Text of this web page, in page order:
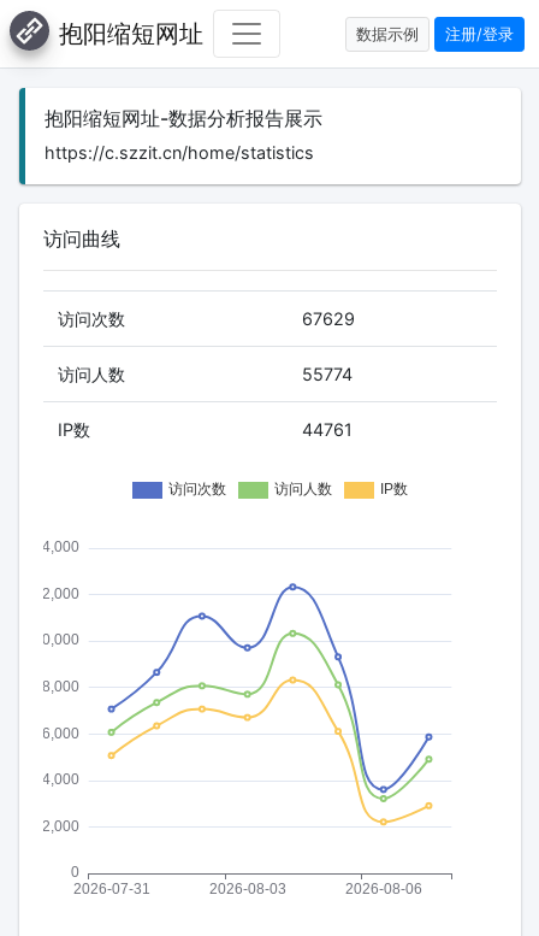
抱阳缩短网址 数据示例 注册/登录
抱阳缩短网址-数据分析报告展示
https://c.szzit.cn/home/statistics
访问曲线
访问次数 67629
访问人数 55774
IP数 44761